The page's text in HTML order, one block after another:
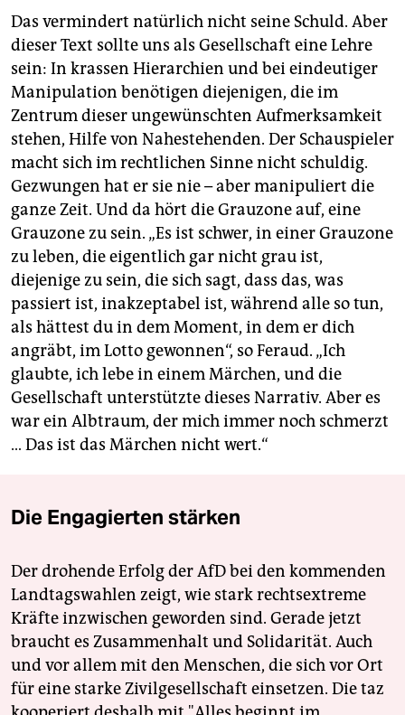
Das vermindert natürlich nicht seine Schuld. Aber
dieser Text sollte uns als Gesellschaft eine Lehre
sein: In krassen Hie­rarchien und bei eindeutiger
Manipulation benötigen diejenigen, die im
Zentrum dieser ungewünschten Aufmerksamkeit
stehen, Hilfe von Nahestehenden. Der Schauspieler
macht sich im rechtlichen Sinne nicht schuldig.
Gezwungen hat er sie nie – aber manipuliert die
ganze Zeit. Und da hört die Grauzone auf, eine
Grauzone zu sein. „Es ist schwer, in einer Grauzone
zu leben, die eigentlich gar nicht grau ist,
diejenige zu sein, die sich sagt, dass das, was
passiert ist, inakzeptabel ist, während alle so tun,
als hättest du in dem Moment, in dem er dich
angräbt, im Lotto gewonnen“, so Feraud. „Ich
glaubte, ich lebe in einem Märchen, und die
Gesellschaft unterstützte dieses Narrativ. Aber es
war ein Albtraum, der mich immer noch schmerzt
… Das ist das Märchen nicht wert.“
Die Engagierten stärken
Der drohende Erfolg der AfD bei den kommenden
Landtagswahlen zeigt, wie stark rechtsextreme
Kräfte inzwischen geworden sind. Gerade jetzt
braucht es Zusammenhalt und Solidarität. Auch
und vor allem mit den Menschen, die sich vor Ort
für eine starke Zivilgesellschaft einsetzen. Die taz